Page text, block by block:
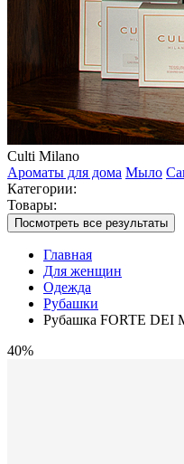
Culti Milano
Ароматы для дома Мыло
Категории:
Товары:
Посмотреть все результаты
Главная
Для женщин
Одежда
Рубашки
Рубашка FORTE DEI
40%